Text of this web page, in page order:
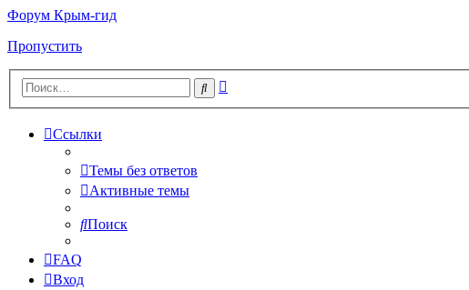
Форум Крым-гид
Пропустить
Поиск
Ссылки
Темы без ответов
Активные темы
Поиск
FAQ
Вход